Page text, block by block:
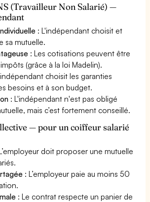
(Travailleur Non Salarié) —
: L'indépendant choisit et
sa mutuelle.
: Les cotisations peuvent être
(grâce à la loi Madelin).
choisit les garanties
besoins et à son budget.
: L'indépendant n'est pas obligé
mais c’est fortement conseillé.
— pour un coiffeur salarié
doit proposer une mutuelle
: L’employeur paie au moins 50
: Le contrat respecte un panier de